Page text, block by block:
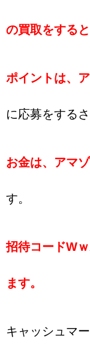
の買取をする
ポイントは、
に応募をする
お金は、アマ
す。
招待コードW
ます。
キャッシュマ